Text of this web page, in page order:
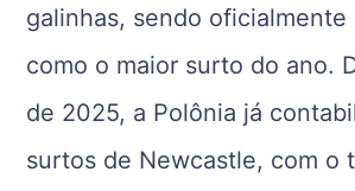
galinhas, sendo
como o maior surto do ano.
de 2025, a Polônia já
surtos de Newcastle, com o